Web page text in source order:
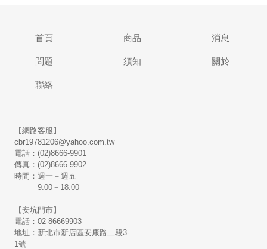
首頁 商品 消息
問題 須知 關於
聯絡
【網路客服】
cbr19781206@yahoo.com.tw
電話：(02)8666-9901
傳真：(02)8666-9902
時間：週一－週五
9:00－18:00
【安坑門市】
電話：02-86669903
地址：新北市新店區安康路二段3-
1號